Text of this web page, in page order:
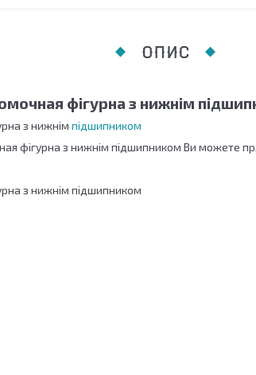
ОПИС
фігурна з нижнім
з нижнім підшипником
фігурна з нижнім підшипником Ви можете
з нижнім підшипником